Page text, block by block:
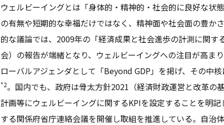
ウェルビーイングとは「身体的・精神的・社会的に良好な状
の有無や短期的な幸福だけではなく、精神面や社会面の豊か
的な議論では、2009年の「経済成果と社会進歩の計測に関す
会）の報告が端緒となり、ウェルビーイングへの注目が高ま
ローバルアジェンダとして「Beyond GDP」を掲げ、その中
*2。国内でも、政府は骨太方針2021（経済財政運営と改革の
計画等にウェルビーイングに関するKPIを設定することを明記
する関係府省庁連絡会議を開催し取組を推進している。自治